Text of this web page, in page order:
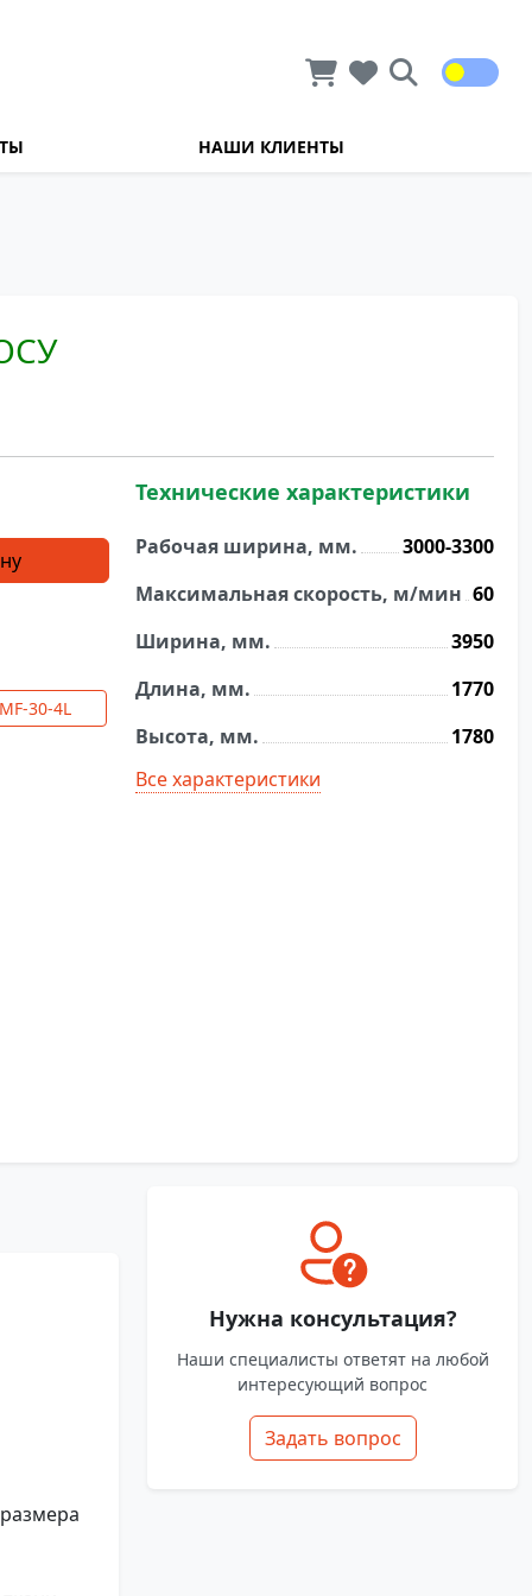
НАШИ КЛИЕНТЫ
30-4L
Технические характеристики
Рабочая ширина, мм.
3000-3300
Максимальная скорость, м/мин 60
Ширина, мм.
3950
Длина, мм.
1770
Высота, мм.
1780
Все характеристики
Нужна консультация?
Наши специалисты ответят на любой
интересующий вопрос
Задать вопрос